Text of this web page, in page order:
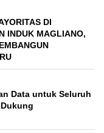
DI
INDUK MAGLIANO,
Data untuk Seluruh